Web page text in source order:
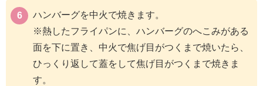
ハンバーグを中火で焼きます。
※熱したフライパンに、ハンバーグのへこみがある
面を下に置き、中火で焦げ目がつくまで焼いたら、
ひっくり返して蓋をして焦げ目がつくまで焼きま
す。